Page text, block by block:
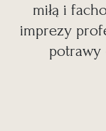
miłą i
imprezy
potrawy